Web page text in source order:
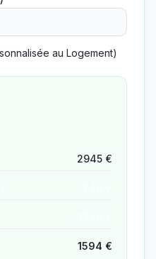
au Logement)
2945 €
1594 €